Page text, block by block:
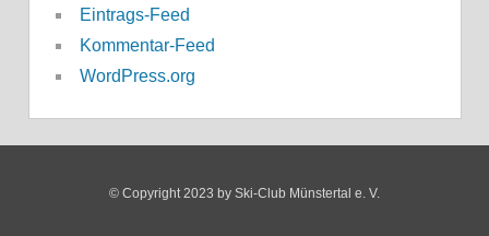
Eintrags-Feed
Kommentar-Feed
WordPress.org
© Copyright 2023 by Ski-Club Münstertal e. V.